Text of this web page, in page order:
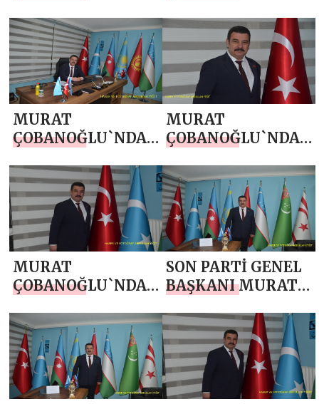
TÜRKÇÜLÜK GÜNÜ
MESAJI
DAYANIŞMA GÜNÜ
KUTLAMA MESAJI
MURAT
ÇOBANOĞLU`NDAN
MURAT
ÇOBANOĞLU`NDAN
HAFTASI MESAJI
MURAT
ÇOBANOĞLU`NDAN
AVUKATLAR GÜNÜ
MESAJI
SON PARTİ GENEL
BAŞKANI MURAT
RAMAZAN
BAYRAMI MESAJI